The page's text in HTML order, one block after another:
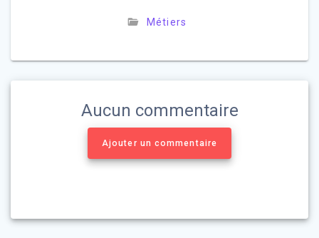
Métiers
Aucun commentaire
Ajouter un commentaire